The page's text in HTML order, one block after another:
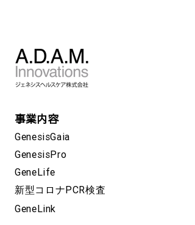
事業内容
GenesisGaia
GenesisPro
GeneLife
新型コロナPCR検査
GeneLink